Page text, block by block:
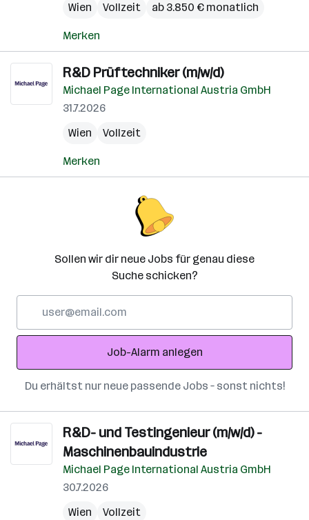
Wien
Vollzeit ab 3.850 € monatlich
Merken
R&D Prüftechniker (m/w/d)
Michael Page International Austria GmbH
31.7.2026
Wien
Vollzeit
Merken
Sollen wir dir neue Jobs für genau diese
Suche schicken?
Adresse
Job-Alarm anlegen
Du erhältst nur neue passende Jobs – sonst nichts!
R&D- und Testingenieur (m/w/d) -
Maschinenbauindustrie
Michael Page International Austria GmbH
30.7.2026
Wien
Vollzeit